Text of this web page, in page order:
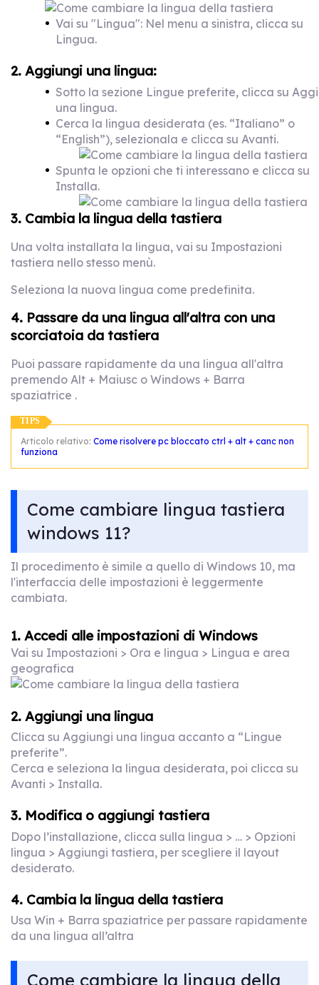
Vai su "Lingua": Nel menu a sinistra, clicca su
Lingua.
2. Aggiungi una lingua:
Sotto la sezione Lingue preferite, clicca su
una lingua.
Cerca la lingua desiderata (es. “Italiano” o
“English”), selezionala e clicca su Avanti.
Spunta le opzioni che ti interessano e clicca su
Installa.
3. Cambia la lingua della tastiera
Una volta installata la lingua, vai su Impostazioni
tastiera nello stesso menù.
Seleziona la nuova lingua come predefinita.
4. Passare da una lingua all'altra con una
scorciatoia da tastiera
Puoi passare rapidamente da una lingua all'altra
premendo Alt + Maiusc o Windows + Barra
spaziatrice .
TIPS
Articolo relativo: Come risolvere pc bloccato ctrl + alt + canc non
funziona
Come cambiare lingua tastiera
windows 11?
Il procedimento è simile a quello di Windows 10, ma
l'interfaccia delle impostazioni è leggermente
cambiata.
1. Accedi alle impostazioni di Windows
Vai su Impostazioni > Ora e lingua > Lingua e area
geografica
2. Aggiungi una lingua
Clicca su Aggiungi una lingua accanto a “Lingue
preferite”.
Cerca e seleziona la lingua desiderata, poi clicca su
Avanti > Installa.
3. Modifica o aggiungi tastiera
Dopo l’installazione, clicca sulla lingua > … > Opzioni
lingua > Aggiungi tastiera, per scegliere il layout
desiderato.
4. Cambia la lingua della tastiera
Usa Win + Barra spaziatrice per passare rapidamente
da una lingua all’altra
Come cambiare la lingua della